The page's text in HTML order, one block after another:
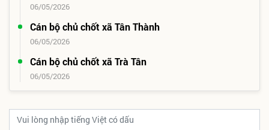
06/05/2026
Cán bộ chủ chốt xã Tân Thành
06/05/2026
Cán bộ chủ chốt xã Trà Tân
06/05/2026